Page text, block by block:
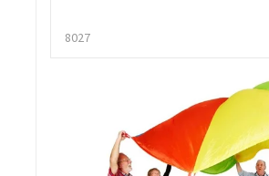
8027